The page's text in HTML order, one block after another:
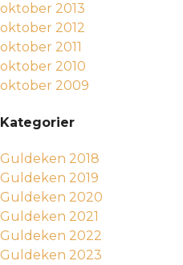
oktober 2013
oktober 2012
oktober 2011
oktober 2010
oktober 2009
Kategorier
Guldeken 2018
Guldeken 2019
Guldeken 2020
Guldeken 2021
Guldeken 2022
Guldeken 2023